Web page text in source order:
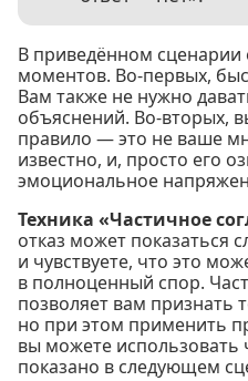
В приведённом сценарии
моментов. Во-первых,
Вам также не нужно
объяснений. Во-вторых,
правило — это не ваше
известно, и, просто его
эмоциональное
Техника «Частичное
отказ может показаться
и чувствуете, что это
в полноценный спор.
позволяет вам признать
но при этом применить
вы можете использовать
показано в следующем